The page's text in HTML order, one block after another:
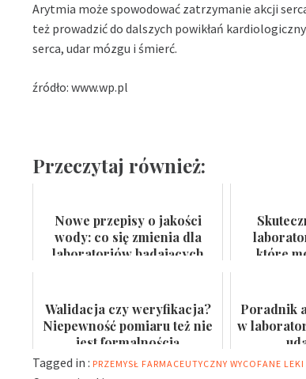
Arytmia może spowodować zatrzymanie akcji
też prowadzić do dalszych powikłań
serca, udar mózgu i śmierć.
źródło: www.wp.pl
Przeczytaj również:
Nowe przepisy o jakości
wody: co się zmienia dla
laboratoriów badających
które
Walidacja czy weryfikacja?
Niepewność pomiaru też nie
jest formalnością
Poradnik
w
Tagged in : PRZEMYSŁ FARMACEUTYCZNY WYCOFANE LEKI